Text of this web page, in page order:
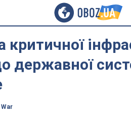
критичної
державної
War